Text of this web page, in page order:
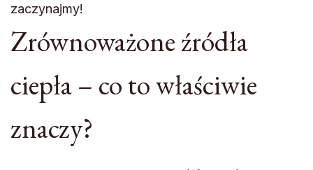
zaczynajmy!
Zrównoważone źródła
ciepła – co to właściwie
znaczy?